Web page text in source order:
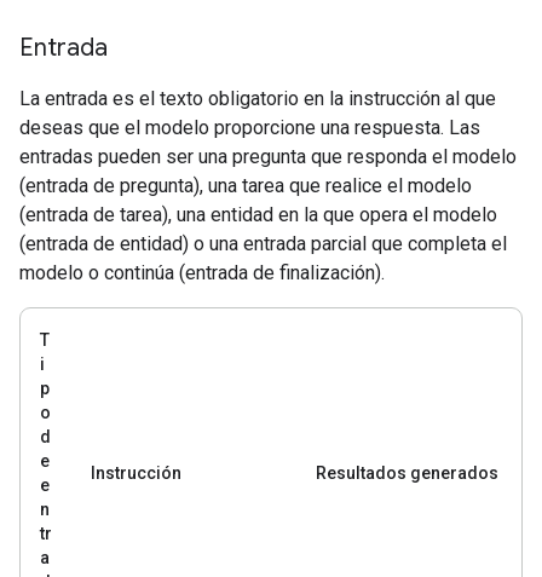
Entrada
La entrada es el texto obligatorio en la instrucción al que
deseas que el modelo proporcione una respuesta. Las
entradas pueden ser una pregunta que responda el modelo
(entrada de pregunta), una tarea que realice el modelo
(entrada de tarea), una entidad en la que opera el modelo
(entrada de entidad) o una entrada parcial que completa el
modelo o continúa (entrada de finalización).
T
i
p
o
d
e
e
n
tr
a
Instrucción Resultados generados